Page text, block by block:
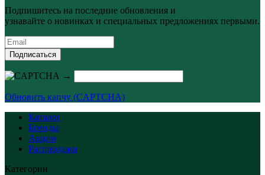
Подпишитесь на последние обновления и
узнавайте о новинках и специальных предложениях первыми.
Подписаться
→
Обновить капчу (CAPTCHA)
Каталог
Бренды
Акции
Распродажи
Категории